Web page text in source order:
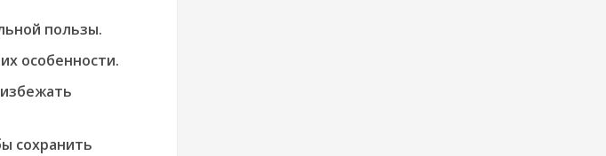
пользы.
особенности.
сохранить